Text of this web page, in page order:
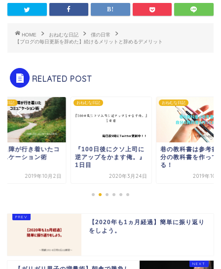
HOME おねむな日記
僕の日常
【ブログの毎日更新を辞めた】続けるメリットと辞めるデメリット
RELATED POST
な日記
日後にクソ上司に
ップをかます俺。』
2020年3月24日
おねむな日記
巷の教科書は参考書！自
分の教科書を作ってみ
る！
2019年10月27日
おねむな日記
増量を夢見て～ガリ
の僕が１日の摂取カ
ーを計算してみた～
2019年10
【2020年も1ヵ月経過】簡単に振り返り
をしよう。